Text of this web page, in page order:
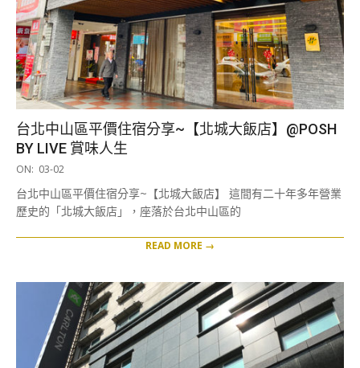
台北中山區平價住宿分享~【北城大飯店】@POSH
BY LIVE 賞味人生
2020-
02
ON: 03-02
台北中山區平價住宿分享~【北城大飯店】 這間有二十年多年營業
歷史的「北城大飯店」，座落於台北中山區的
READ MORE →